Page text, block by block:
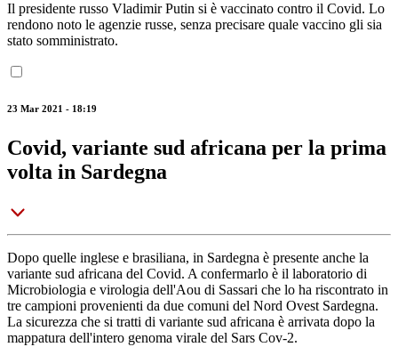
Il presidente russo Vladimir Putin si è vaccinato contro il Covid. Lo
rendono noto le agenzie russe, senza precisare quale vaccino gli sia
stato somministrato.
23 Mar 2021 - 18:19
Covid, variante sud africana per la prima
volta in Sardegna
Dopo quelle inglese e brasiliana, in Sardegna è presente anche la
variante sud africana del Covid. A confermarlo è il laboratorio di
Microbiologia e virologia dell'Aou di Sassari che lo ha riscontrato in
tre campioni provenienti da due comuni del Nord Ovest Sardegna.
La sicurezza che si tratti di variante sud africana è arrivata dopo la
mappatura dell'intero genoma virale del Sars Cov-2.